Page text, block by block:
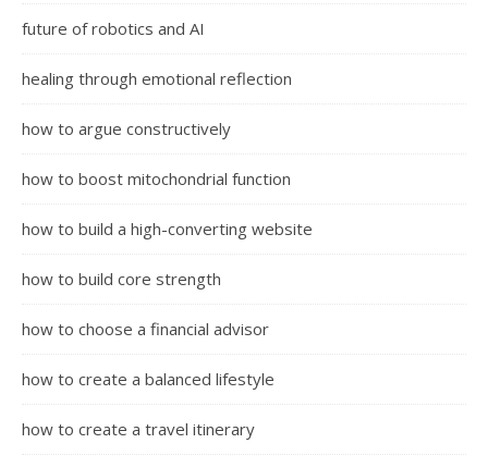
future of robotics and AI
healing through emotional reflection
how to argue constructively
how to boost mitochondrial function
how to build a high-converting website
how to build core strength
how to choose a financial advisor
how to create a balanced lifestyle
how to create a travel itinerary